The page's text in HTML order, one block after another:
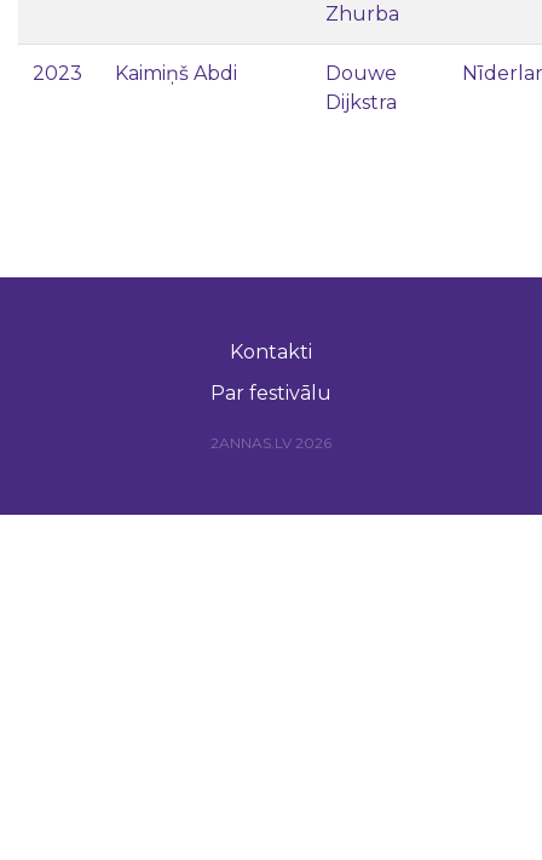
Zhurba
2023 Kaimiņš Abdi
Douwe
Dijkstra
Kontakti
Par festivālu
2ANNAS.LV 2026